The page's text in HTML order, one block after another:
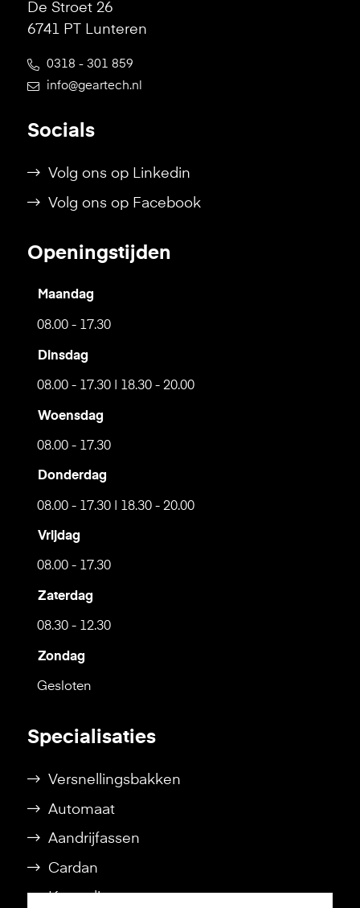
De Stroet 26
6741 PT Lunteren
0318 - 301 859
info@geartech.nl
Socials
Volg ons op Linkedin
Volg ons op Facebook
Openingstijden
Maandag
08.00 - 17.30
Dinsdag
08.00 - 17.30 | 18.30 - 20.00
Woensdag
08.00 - 17.30
Donderdag
08.00 - 17.30 | 18.30 - 20.00
Vrijdag
08.00 - 17.30
Zaterdag
08.30 - 12.30
Zondag
Gesloten
Specialisaties
Versnellingsbakken
Automaat
Aandrijfassen
Cardan